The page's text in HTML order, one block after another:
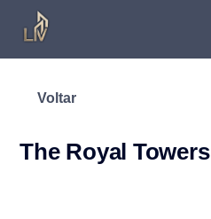
Voltar
The Royal Towers